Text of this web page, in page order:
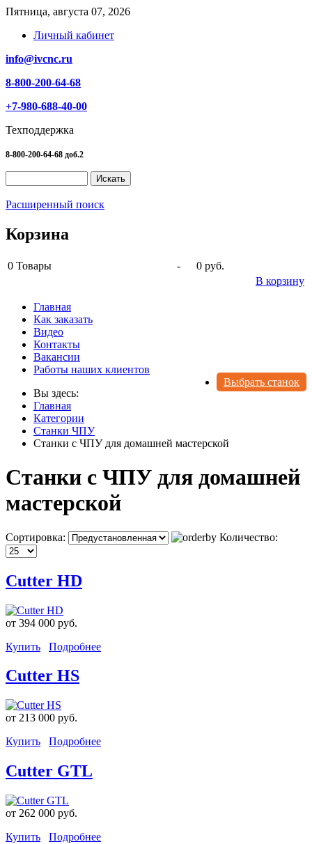
Пятница, августа 07, 2026
Личный кабинет
info@ivcnc.ru
8-800-200-64-68
+7-980-688-40-00
Техподдержка
8-800-200-64-68 доб.2
Расширенный поиск
Корзина
0 Товары -
0 руб.
В корзину
Главная
Как заказать
Видео
Контакты
Вакансии
Работы наших клиентов
Выбрать станок
Вы здесь:
Главная
Категории
Станки ЧПУ
Станки с ЧПУ для домашней мастерской
Станки с ЧПУ для домашней
мастерской
Сортировка: Количество:
Cutter HD
от 394 000 руб.
Купить
Подробнее
Cutter HS
от 213 000 руб.
Купить
Подробнее
Cutter GTL
от 262 000 руб.
Купить
Подробнее